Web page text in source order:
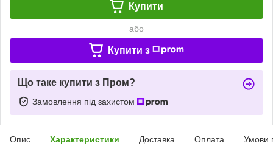
Купити
або
Купити з
Що таке купити з Пром?
Замовлення під захистом
Опис Характеристики Доставка Оплата Умови